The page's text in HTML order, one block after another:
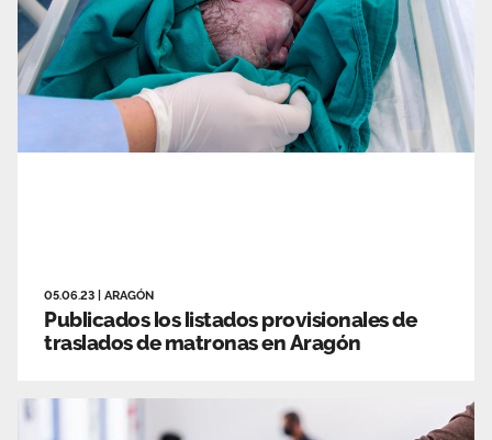
05.06.23 ARAGÓN
Publicados los listados provisionales de
traslados de matronas en Aragón